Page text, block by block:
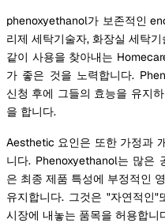
phenoxyethanol가 보존적인
리제 세탁기술자, 화장실 세탁
같이 사용을 찾아내는
가 좋은 것을 노력합니다.
신청 후에 그들의 효능을 유지
을 합니다.
Aesthetic 요인은 또한 가정과
니다. Phenoxyethanol는 많은
은 최종 제품 특성에 부정적인
유지합니다. 그것은 "자연적인
시장에 내놓는 품목을 허용합니